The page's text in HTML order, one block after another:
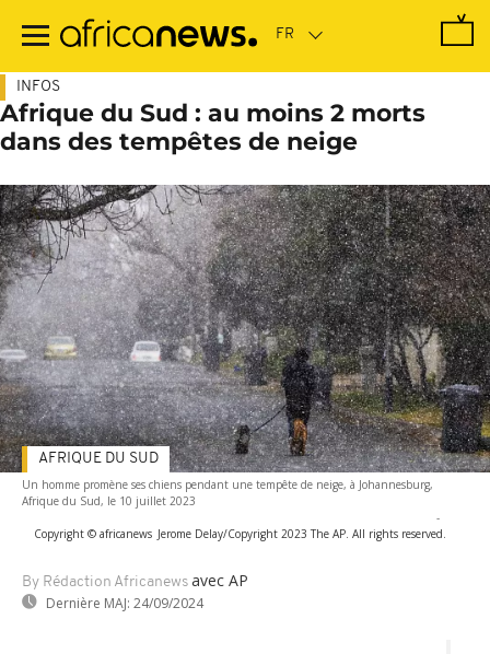
contenu
INFOS
Afrique du Sud : au moins 2 morts
dans des tempêtes de neige
Un homme promène ses chiens pendant une tempête de neige, à Johannesburg,
Afrique du Sud, le 10 juillet 2023
-
Copyright © africanews Jerome Delay/Copyright 2023 The AP. All rights reserved.
By Rédaction Africanews avec AP
Dernière MAJ: 24/09/2024
AFRIQUE DU SUD